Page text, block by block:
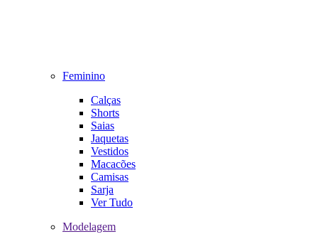
Feminino
Calças
Shorts
Saias
Jaquetas
Vestidos
Macacões
Camisas
Sarja
Ver Tudo
Modelagem